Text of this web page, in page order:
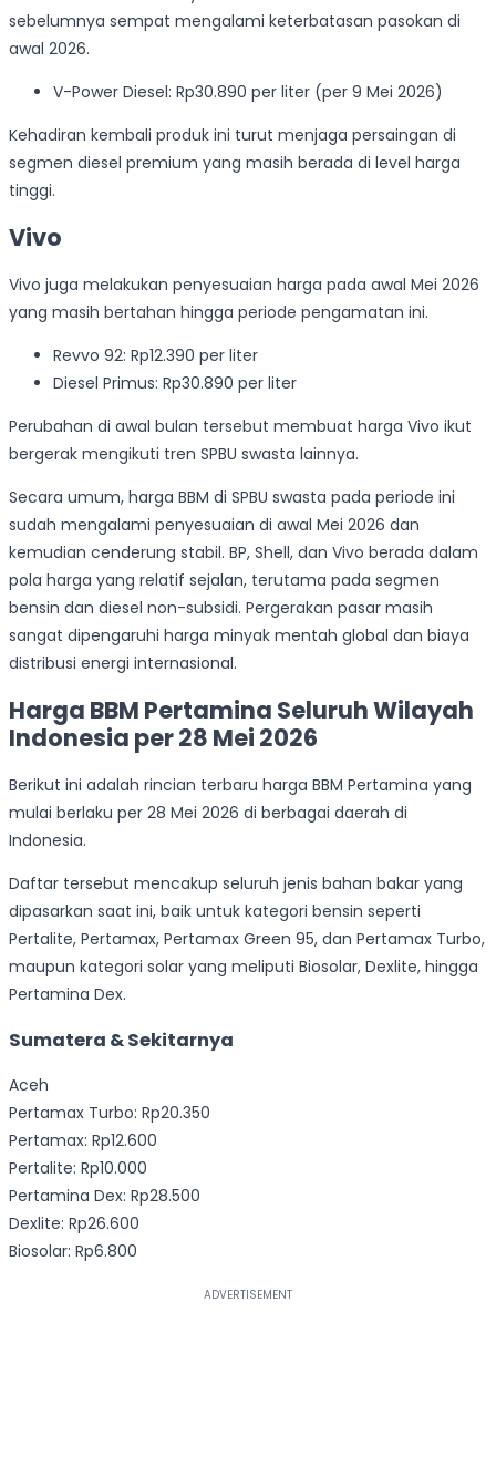
sebelumnya sempat mengalami keterbatasan pasokan di
awal 2026.
V-Power Diesel: Rp30.890 per liter (per 9 Mei 2026)
Kehadiran kembali produk ini turut menjaga persaingan di
segmen diesel premium yang masih berada di level harga
tinggi.
Vivo
Vivo juga melakukan penyesuaian harga pada awal Mei 2026
yang masih bertahan hingga periode pengamatan ini.
Revvo 92: Rp12.390 per liter
Diesel Primus: Rp30.890 per liter
Perubahan di awal bulan tersebut membuat harga Vivo ikut
bergerak mengikuti tren SPBU swasta lainnya.
Secara umum, harga BBM di SPBU swasta pada periode ini
sudah mengalami penyesuaian di awal Mei 2026 dan
kemudian cenderung stabil. BP, Shell, dan Vivo berada dalam
pola harga yang relatif sejalan, terutama pada segmen
bensin dan diesel non-subsidi. Pergerakan pasar masih
sangat dipengaruhi harga minyak mentah global dan biaya
distribusi energi internasional.
Harga BBM Pertamina Seluruh Wilayah
Indonesia per 28 Mei 2026
Berikut ini adalah rincian terbaru harga BBM Pertamina yang
mulai berlaku per 28 Mei 2026 di berbagai daerah di
Indonesia.
Daftar tersebut mencakup seluruh jenis bahan bakar yang
dipasarkan saat ini, baik untuk kategori bensin seperti
Pertalite, Pertamax, Pertamax Green 95, dan Pertamax Turbo,
maupun kategori solar yang meliputi Biosolar, Dexlite, hingga
Pertamina Dex.
Sumatera & Sekitarnya
Aceh
Pertamax Turbo: Rp20.350
Pertamax: Rp12.600
Pertalite: Rp10.000
Pertamina Dex: Rp28.500
Dexlite: Rp26.600
Biosolar: Rp6.800